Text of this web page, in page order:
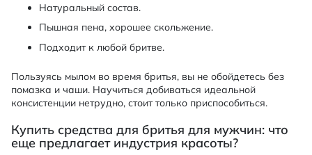
Натуральный состав.
Пышная пена, хорошее скольжение.
Подходит к любой бритве.
Пользуясь мылом во время бритья, вы не обойдетесь без
помазка и чаши. Научиться добиваться идеальной
консистенции нетрудно, стоит только приспособиться.
Купить средства для бритья для мужчин: что
еще предлагает индустрия красоты?